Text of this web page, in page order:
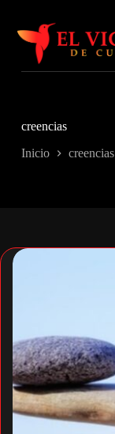
contenido
creencias
Inicio creencias